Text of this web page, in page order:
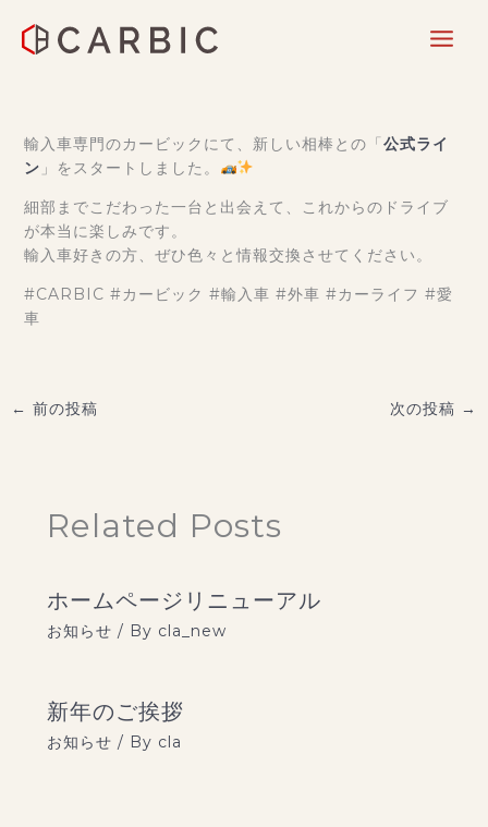
輸入車専門のカービックにて、新しい相棒との「公式ライ
ン 」をスタートしました。
細部までこだわった一台と出会えて、これからのドライブ
が本当に楽しみです。
輸入車好きの方、ぜひ色々と情報交換させてください。
#CARBIC #カービック #輸入車 #外車 #カーライフ #愛
車
← 前の投稿 次の投稿 →
Related Posts
ホームページリニューアル
お知らせ / By cla_new
新年のご挨拶
お知らせ / By cla